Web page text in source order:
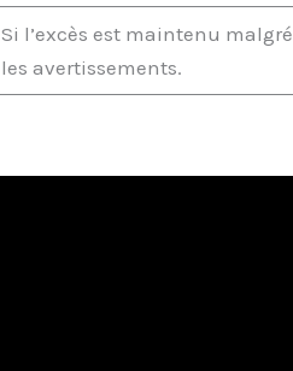
Si l’excès est maintenu malgré
les avertissements.